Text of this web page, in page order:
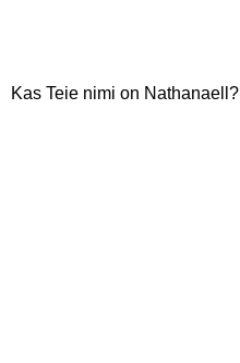
Kas Teie nimi on Nathanaell?